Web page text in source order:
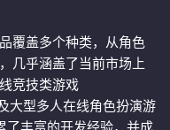
覆盖多个种类，从角色
几乎涵盖了当前市场上
竞技类游戏
大型多人在线角色扮演游